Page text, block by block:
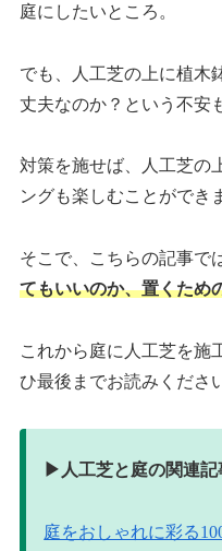
庭にしたいところ。
でも、人工芝の上に植木
丈夫なのか？という不安
対策を施せば、人工芝の
ングも楽しむことができ
そこで、こちらの記事で
てもいいのか、置くため
これから庭に人工芝を施
ひ最後までお読みくださ
▶︎人工芝と庭の関連記
庭をおしゃれに彩る